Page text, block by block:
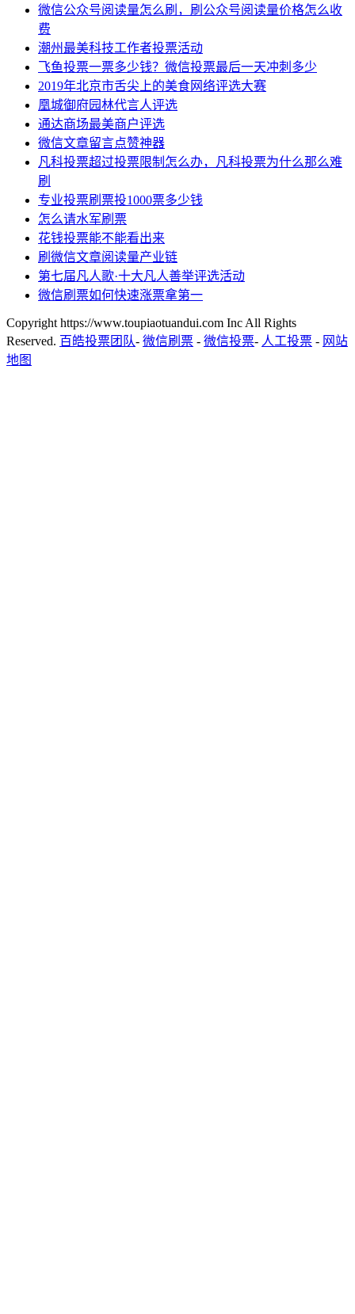
微信公众号阅读量怎么刷，刷公众号阅读量价格怎么收
费
潮州最美科技工作者投票活动
飞鱼投票一票多少钱？微信投票最后一天冲刺多少
2019年北京市舌尖上的美食网络评选大赛
凰城御府园林代言人评选
通达商场最美商户评选
微信文章留言点赞神器
凡科投票超过投票限制怎么办，凡科投票为什么那么难
刷
专业投票刷票投1000票多少钱
怎么请水军刷票
花钱投票能不能看出来
刷微信文章阅读量产业链
第七届凡人歌·十大凡人善举评选活动
微信刷票如何快速涨票拿第一
Copyright https://www.toupiaotuandui.com Inc All Rights
Reserved. 百皓投票团队- 微信刷票 - 微信投票- 人工投票 - 网站
地图